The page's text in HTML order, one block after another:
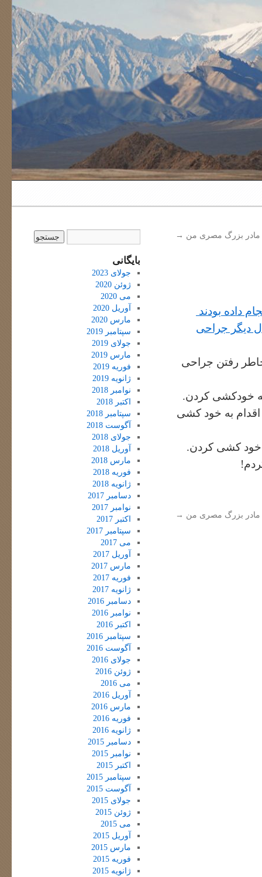
مادر بزرگ مصری من →
دیگر جراحی
رفتن جراحی
خودکشی کردن.
به خود کشی
خود کشی کردن.
مادر بزرگ مصری من →
بایگانی
جولای 2023
ژوئن 2020
می 2020
آوریل 2020
مارس 2020
سپتامبر 2019
جولای 2019
مارس 2019
فوریه 2019
ژانویه 2019
نوامبر 2018
اکتبر 2018
سپتامبر 2018
آگوست 2018
جولای 2018
آوریل 2018
مارس 2018
فوریه 2018
ژانویه 2018
دسامبر 2017
نوامبر 2017
اکتبر 2017
سپتامبر 2017
می 2017
آوریل 2017
مارس 2017
فوریه 2017
ژانویه 2017
دسامبر 2016
نوامبر 2016
اکتبر 2016
سپتامبر 2016
آگوست 2016
جولای 2016
ژوئن 2016
می 2016
آوریل 2016
مارس 2016
فوریه 2016
ژانویه 2016
دسامبر 2015
نوامبر 2015
اکتبر 2015
سپتامبر 2015
آگوست 2015
جولای 2015
ژوئن 2015
می 2015
آوریل 2015
مارس 2015
فوریه 2015
ژانویه 2015